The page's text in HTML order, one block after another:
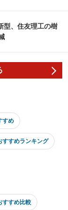
型、住友理工の樹
すめ
すすめランキング
すすめ比較